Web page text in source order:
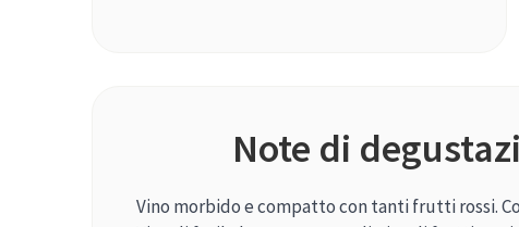
Note di
Vino morbido e compatto con tanti frutti rossi.